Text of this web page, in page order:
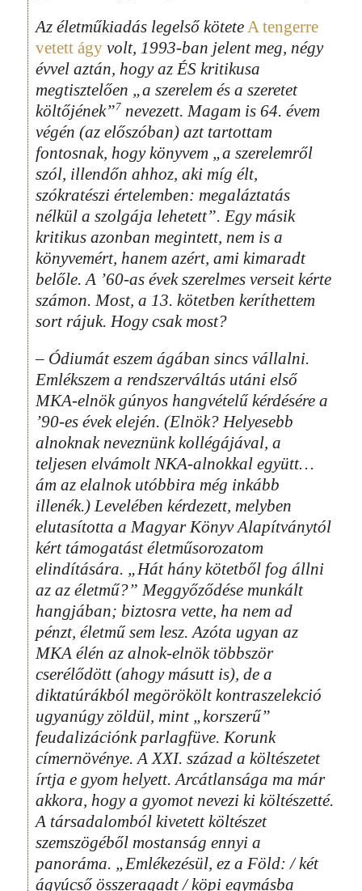
Az életműkiadás legelső kötete A tengerre
vetett ágy volt, 1993-ban jelent meg, négy
évvel aztán, hogy az ÉS kritikusa
megtisztelően „a szerelem és a szeretet
költőjének”7 nevezett. Magam is 64. évem
végén (az előszóban) azt tartottam
fontosnak, hogy könyvem „a szerelemről
szól, illendőn ahhoz, aki míg élt,
szókratészi értelemben: megaláztatás
nélkül a szolgája lehetett”. Egy másik
kritikus azonban megintett, nem is a
könyvemért, hanem azért, ami kimaradt
belőle. A ’60-as évek szerelmes verseit kérte
számon. Most, a 13. kötetben keríthettem
sort rájuk. Hogy csak most?
– Ódiumát eszem ágában sincs vállalni.
Emlékszem a rendszerváltás utáni első
MKA-elnök gúnyos hangvételű kérdésére a
’90-es évek elején. (Elnök? Helyesebb
alnoknak neveznünk kollégájával, a
teljesen elvámolt NKA-alnokkal együtt…
ám az elalnok utóbbira még inkább
illenék.) Levelében kérdezett, melyben
elutasította a Magyar Könyv Alapítványtól
kért támogatást életműsorozatom
elindítására. „Hát hány kötetből fog állni
az az életmű?” Meggyőződése munkált
hangjában; biztosra vette, ha nem ad
pénzt, életmű sem lesz. Azóta ugyan az
MKA élén az alnok-elnök többször
cserélődött (ahogy másutt is), de a
diktatúrákból megörökölt kontraszelekció
ugyanúgy zöldül, mint „korszerű”
feudalizációnk parlagfüve. Korunk
címernövénye. A XXI. század a költészetet
írtja e gyom helyett. Arcátlansága ma már
akkora, hogy a gyomot nevezi ki költészetté.
A társadalomból kivetett költészet
szemszögéből mostanság ennyi a
panoráma. „Emlékezésül, ez a Föld: / két
ágyúcső összeragadt / köpi egymásba